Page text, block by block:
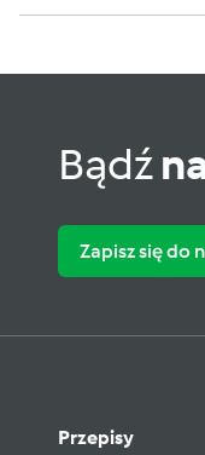
Bądź
Zapisz się do
Przepisy